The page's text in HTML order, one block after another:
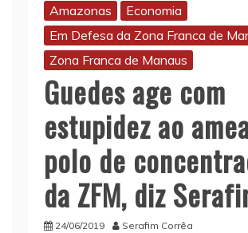
Amazonas
Economia
Em Defesa da Zona Franca de
Zona Franca de Manaus
Guedes age com
estupidez ao
polo de
da ZFM, diz
24/06/2019 Serafim Corrêa